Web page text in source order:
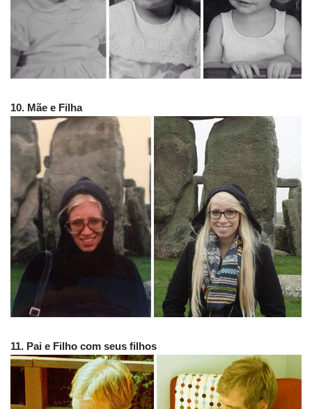
10. Mãe e Filha
11. Pai e Filho com seus filhos